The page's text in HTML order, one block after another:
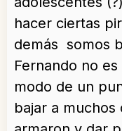
hacer ciertas
demás somos
Fernando no
modo de un
bajar a